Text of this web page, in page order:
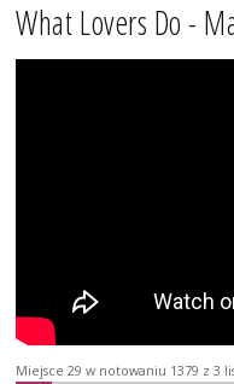
What Lovers Do -
Miejsce 29 w notowaniu 1379 z 3